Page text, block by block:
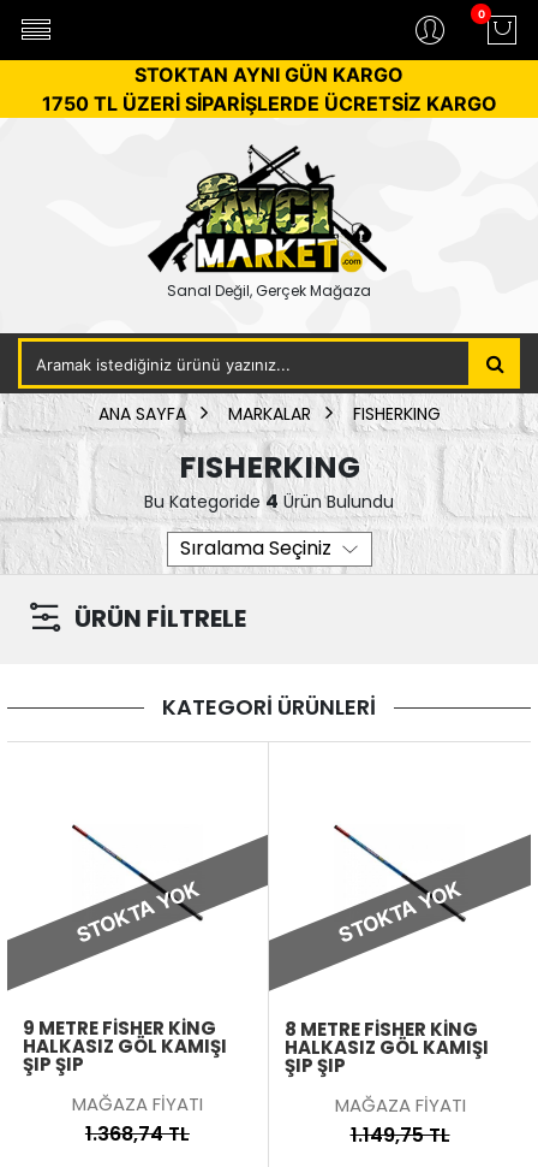
0
STOKTAN AYNI GÜN KARGO
1750 TL ÜZERİ SİPARİŞLERDE ÜCRETSİZ KARGO
Sanal Değil, Gerçek Mağaza
ANA SAYFA MARKALAR FISHERKING
FISHERKING
Bu Kategoride4Ürün Bulundu
ÜRÜN FİLTRELE
KATEGORİ ÜRÜNLERİ
STOKTA YOK
9 METRE FISHER KING
HALKASIZ GÖL KAMIŞI
ŞIP ŞIP
MAĞAZA FİYATI
1.368,74 TL
STOKTA YOK
8 METRE FISHER KING
HALKASIZ GÖL KAMIŞI
ŞIP ŞIP
MAĞAZA FİYATI
1.149,75 TL